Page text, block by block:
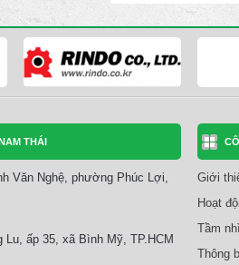
THÁI
Văn Nghệ, phường Phúc Lợi,
ấp 35, xã Bình Mỹ, TP.HCM
Giới
Hoạt
Tầm
Thông